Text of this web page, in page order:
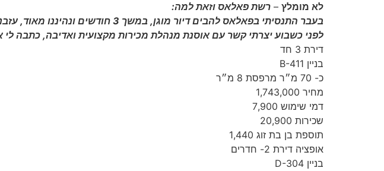
לא מומלץ – רשת פאלאס וזאת למה:
בעבר התנסיתי בפאלאס להבים דיור מוגן, במשך 3 חודשים ונהיננו מאוד, עזבנו בגלל הגעגועים למשפחה.
לפני כשבוע יצרתי קשר עם אוסנת מנהלת מכירות מקצועית ואדיבה, כתבה
דירת 3 חד
בניין B-411
כ- 70 מ״ר מרפסת 8 מ״ר
מחיר 1,743,000
דמי שימוש 7,900
שכירות 20,900
תוספת בן בת זוג 1,440
אופציה דירת 2- חדרים
בניין D-304